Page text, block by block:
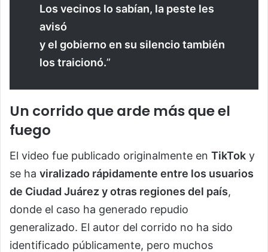
Los vecinos lo sabían, la peste les
avisó
y el gobierno en su silencio también
los traicionó.”
Un corrido que arde más que el
fuego
El video fue publicado originalmente en TikTok y
se ha viralizado rápidamente entre los usuarios
de Ciudad Juárez y otras regiones del país,
donde el caso ha generado repudio
generalizado. El autor del corrido no ha sido
identificado públicamente, pero muchos